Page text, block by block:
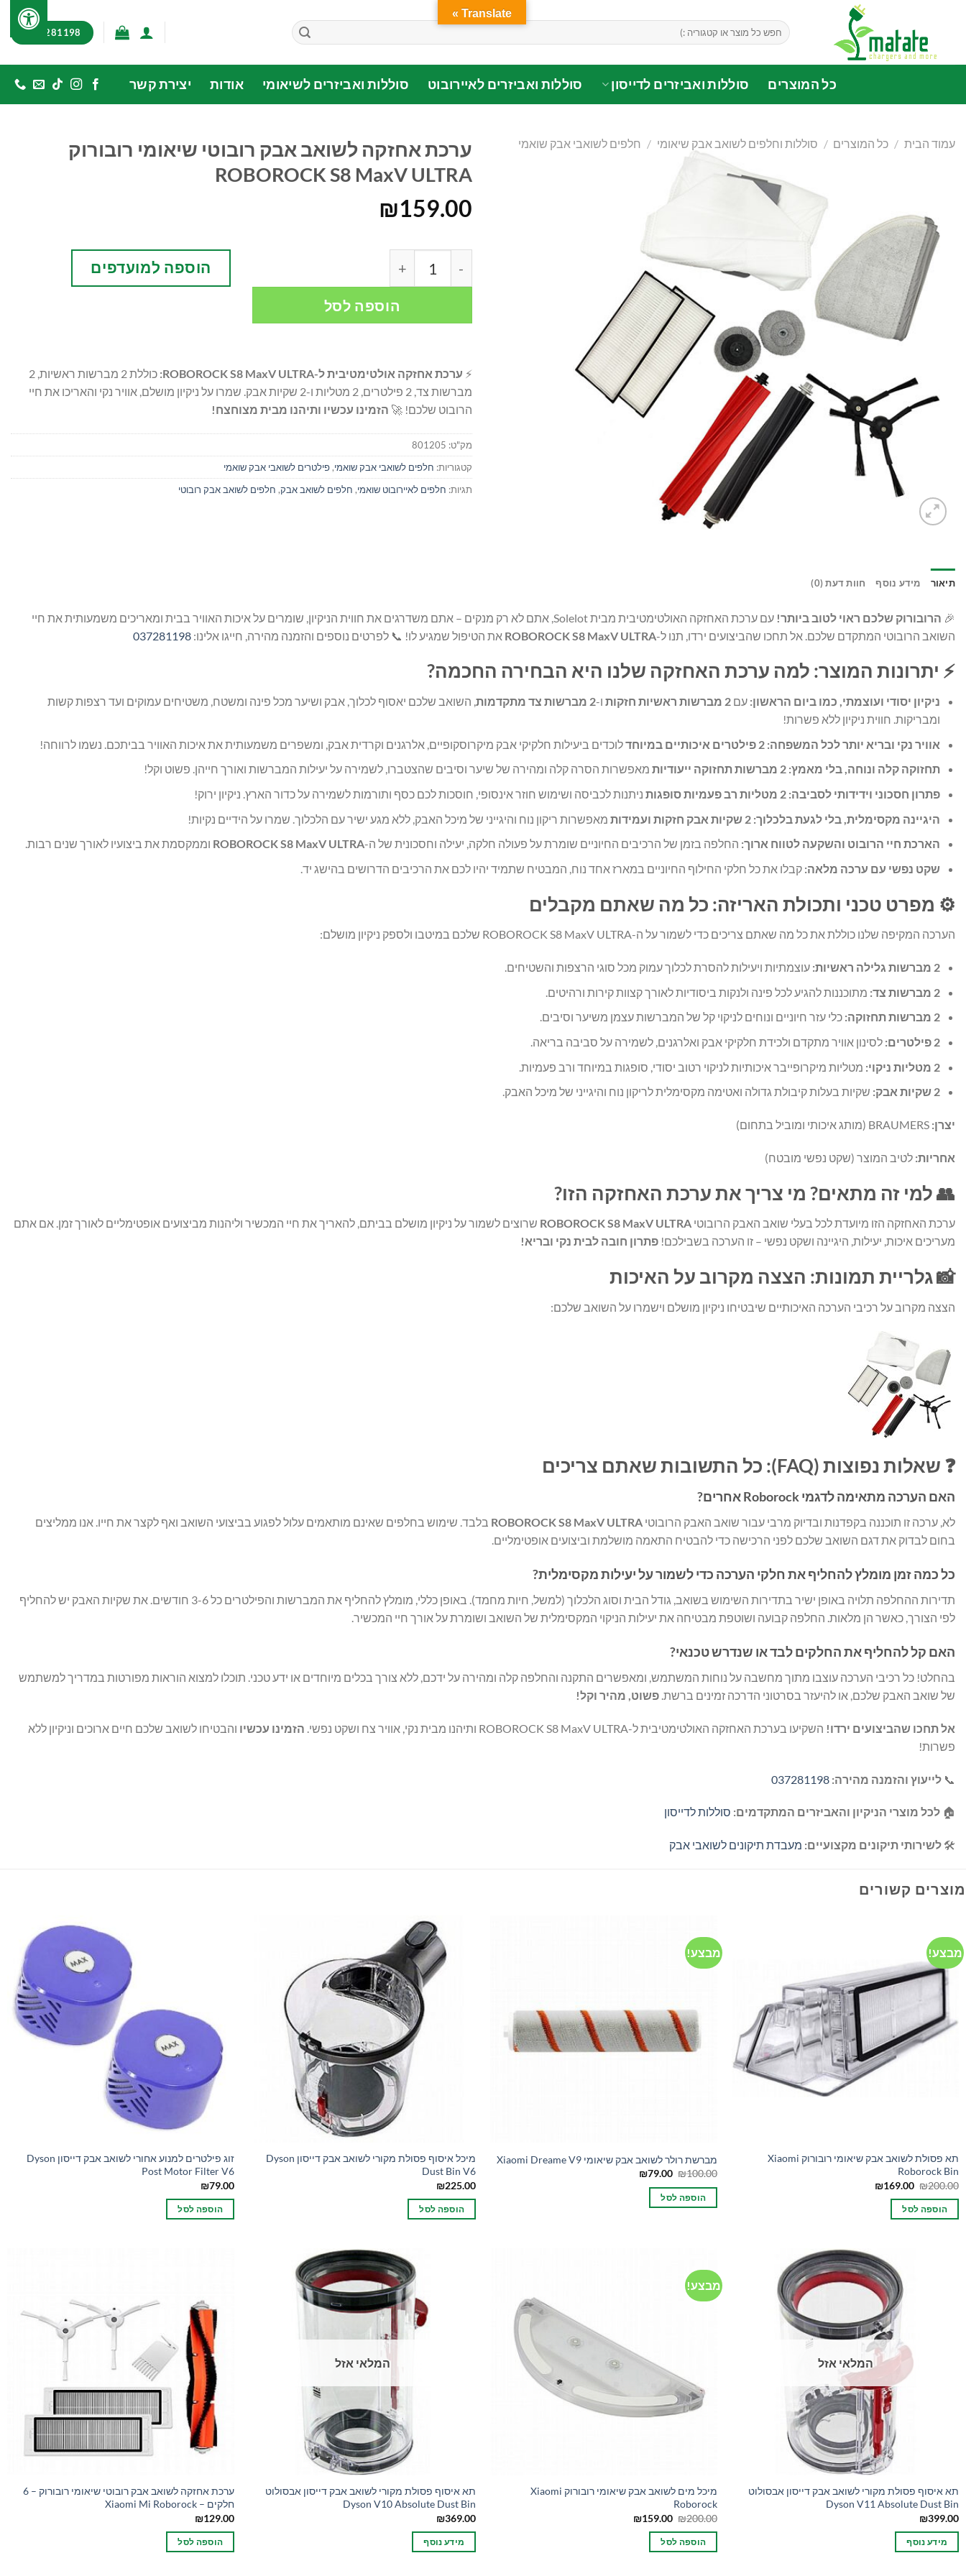
חיפוש
עבור:
03-7281198
כל המוצרים סוללות ואביזרים לדייסון סוללות ואביזרים לאיירובוט סוללות ואביזרים לשיאומי אודות יצירת קשר
עמוד הבית / כל המוצרים / סוללות וחלפים לשואב אבק שיאומי / חלפים לשואבי אבק שואמי
ערכת אחזקה לשואב אבק רובוטי שיאומי רובורוק
ROBOROCK S8 MaxV ULTRA
₪159.00
כמות של ערכת אחזקה לשואב אבק רובוטי שיאומי רובורוק ROBOROCK S8 MaxV ULTRA
הוספה לסל
הוספה למועדפים
⚡ ערכת אחזקה אולטימטיבית ל-ROBOROCK S8 MaxV ULTRA:
כוללת 2 מברשות ראשיות, 2
מברשות צד, 2 פילטרים, 2 מטליות ו-2 שקיות אבק. שמרו על ניקיון מושלם, אוויר נקי והאריכו את חיי
הרובוט שלכם! 🚀 הזמינו עכשיו ותיהנו מבית מצוחצח!
מק"ט: 801205
קטגוריות: חלפים לשואבי אבק שואמי,פילטרים לשואבי אבק שואמי
תגיות: חלפים לאיירובוט שואמי, חלפים לשואב אבק, חלפים לשואב אבק רובוטי
תיאור מידע נוסף חוות דעת (0)
🎉 הרובורוק שלכם ראוי לטוב ביותר!
עם ערכת האחזקה האולטימטיבית מבית Solelot, אתם לא רק מנקים – אתם משדרגים את חווית הניקיון, שומרים על איכות האוויר בבית ומאריכים משמעותית את חיי
השואב הרובוטי המתקדם שלכם. אל תחכו שהביצועים ירדו, תנו ל-ROBOROCK S8 MaxV ULTRA את הטיפול שמגיע לו! 📞 לפרטים נוספים והזמנה מהירה, חייגו אלינו: 037281198
⚡ יתרונות המוצר: למה ערכת האחזקה שלנו היא הבחירה החכמה?
ניקיון יסודי ועוצמתי, כמו ביום הראשון: עם 2 מברשות ראשיות חזקות ו-2 מברשות צד מתקדמות
, השואב שלכם יאסוף לכלוך, אבק ושיער מכל פינה ומשטח, משטיחים עמוקים ועד רצפות קשות
ומבריקות. חווית ניקיון ללא פשרות!
אוויר נקי ובריא יותר לכל המשפחה: 2 פילטרים איכותיים במיוחד
לוכדים ביעילות חלקיקי אבק מיקרוסקופיים, אלרגנים וקרדית אבק, ומשפרים משמעותית את איכות האוויר בביתכם. נשמו לרווחה!
תחזוקה קלה ונוחה, בלי מאמץ: 2 מברשות תחזוקה ייעודיות
מאפשרות הסרה קלה ומהירה של שיער וסיבים שהצטברו, לשמירה על יעילות המברשות ואורך חייהן. פשוט וקל!
פתרון חסכוני וידידותי לסביבה: 2 מטליות רב פעמיות סופגות
ניתנות לכביסה ושימוש חוזר אינסופי, חוסכות לכם כסף ותורמות לשמירה על כדור הארץ. ניקיון ירוק!
היגיינה מקסימלית, בלי לגעת בלכלוך: 2 שקיות אבק חזקות ועמידות
מאפשרות ריקון נוח והיגייני של מיכל האבק, ללא מגע ישיר עם הלכלוך. שמרו על הידיים נקיות!
הארכת חיי הרובוט והשקעה לטווח ארוך: החלפה בזמן של הרכיבים החיוניים שומרת על פעולה חלקה, יעילה וחסכונית של ה-ROBOROCK S8 MaxV ULTRA וממקסמת את ביצועיו לאורך שנים רבות.
שקט נפשי עם ערכה מלאה: קבלו את כל חלקי החילוף החיוניים במארז אחד נוח, המבטיח שתמיד יהיו לכם את הרכיבים הדרושים בהישג יד.
⚙️ מפרט טכני ותכולת האריזה: כל מה שאתם מקבלים
הערכה המקיפה שלנו כוללת את כל מה שאתם צריכים כדי לשמור על ה-ROBOROCK S8 MaxV ULTRA שלכם במיטבו ולספק ניקיון מושלם:
2 מברשות גלילה ראשיות:
עוצמתיות ויעילות להסרת לכלוך עמוק מכל סוגי הרצפות והשטיחים.
2 מברשות צד:
מתוכננות להגיע לכל פינה ולנקות ביסודיות לאורך קצוות קירות ורהיטים.
2 מברשות תחזוקה:
כלי עזר חיוניים ונוחים לניקוי קל של המברשות עצמן משיער וסיבים.
2 פילטרים:
לסינון אוויר מתקדם ולכידת חלקיקי אבק ואלרגנים, לשמירה על סביבה בריאה.
2 מטליות ניקוי:
מטליות מיקרופייבר איכותיות לניקוי רטוב יסודי, סופגות במיוחד ורב פעמיות.
2 שקיות אבק:
שקיות בעלות קיבולת גדולה ואטימה מקסימלית לריקון נוח והיגייני של מיכל האבק.
יצרן:
אחריות: לטיב המוצר (שקט נפשי מובטח)
👥 למי זה מתאים? מי צריך את ערכת האחזקה הזו?
ערכת האחזקה הזו מיועדת לכל בעלי שואב האבק הרובוטי ROBOROCK S8 MaxV ULTRA שרוצים לשמור על ניקיון מושלם בביתם, להאריך את חיי המכשיר וליהנות מביצועים אופטימליים לאורך זמן. אם אתם
מעריכים איכות, יעילות, היגיינה ושקט נפשי – זו הערכה בשבילכם! פתרון חובה לבית נקי ובריא!
📸 גלריית תמונות: הצצה מקרוב על האיכות
הצצה מקרוב על רכיבי הערכה האיכותיים שיבטיחו ניקיון מושלם וישמרו על השואב שלכם:
❓ שאלות נפוצות (FAQ): כל התשובות שאתם צריכים
האם הערכה מתאימה לדגמי Roborock אחרים?
לא, ערכה זו תוכננה בקפדנות ובדיוק מרבי עבור שואב האבק הרובוטי ROBOROCK S8 MaxV ULTRA בלבד. שימוש בחלפים שאינם מותאמים עלול לפגוע בביצועי השואב ואף לקצר את חייו. אנו ממליצים
בחום לבדוק את דגם השואב שלכם לפני הרכישה כדי להבטיח התאמה מושלמת וביצועים אופטימליים.
כל כמה זמן מומלץ להחליף את חלקי הערכה כדי לשמור על יעילות מקסימלית?
תדירות ההחלפה תלויה באופן ישיר בתדירות השימוש בשואב, גודל הבית וסוג הלכלוך (למשל, חיות מחמד). באופן כללי, מומלץ להחליף את המברשות והפילטרים כל 3-6 חודשים. את שקיות האבק יש להחליף
לפי הצורך, כאשר הן מלאות. החלפה קבועה ושוטפת מבטיחה את יעילות הניקוי המקסימלית של השואב ושומרת על אורך חיי המכשיר.
האם קל להחליף את החלקים לבד או שנדרש טכנאי?
בהחלט! כל רכיבי הערכה עוצבו מתוך מחשבה על נוחות המשתמש, ומאפשרים התקנה והחלפה קלה ומהירה על ידכם, ללא צורך בכלים מיוחדים או ידע טכני. תוכלו למצוא הוראות מפורטות במדריך למשתמש
של שואב האבק שלכם, או להיעזר בסרטוני הדרכה זמינים ברשת. פשוט, מהיר וקל!
אל תחכו שהביצועים ירדו! השקיעו בערכת האחזקה האולטימטיבית ל-ROBOROCK S8 MaxV ULTRA ותיהנו מבית נקי, אוויר צח ושקט נפשי. הזמינו עכשיו והבטיחו לשואב שלכם חיים ארוכים וניקיון ללא
פשרות!
📞 לייעוץ והזמנה מהירה: 037281198
🏠 לכל מוצרי הניקיון והאביזרים המתקדמים: סוללות לדייסון
🛠️לשירותי תיקונים מקצועיים: מעבדת תיקונים לשואבי אבק
מוצרים קשורים
מבצע!
תא פסולת לשואב אבק שיאומי רובורוק Xiaomi
Roborock Bin
₪200.00
המחיר
היה:
₪200.00.
₪169.00
הוספה לסל
מבצע!
מברשת רולר לשואב אבק שיאומי Xiaomi Dreame V9
₪100.00
המחיר
היה:
₪100.00.
₪79.00
הוספה לסל
מיכל איסוף פסולת מקורי לשואב אבק דייסון Dyson
Dust Bin V6
₪225.00
הוספה לסל
זוג פילטרים למנוע אחורי לשואב אבק דייסון Dyson
Post Motor Filter V6
₪79.00
הוספה לסל
המלאי אזל
תא איסוף פסולת מקורי לשואב אבק דייסון אבסולוט
Dyson V11 Absolute Dust Bin
₪399.00
מידע נוסף
מבצע!
מיכל מים לשואב אבק שיאומי רובורוק Xiaomi
Roborock
₪200.00
המחיר
היה:
₪200.00.
₪159.00
הוספה לסל
המלאי אזל
תא איסוף פסולת מקורי לשואב אבק דייסון אבסולוט
Dyson V10 Absolute Dust Bin
₪369.00
מידע נוסף
ערכת אחזקה לשואב אבק רובוטי שיאומי רובורוק – 6
חלקים – Xiaomi Mi Roborock
₪129.00
הוספה לסל
Translate »